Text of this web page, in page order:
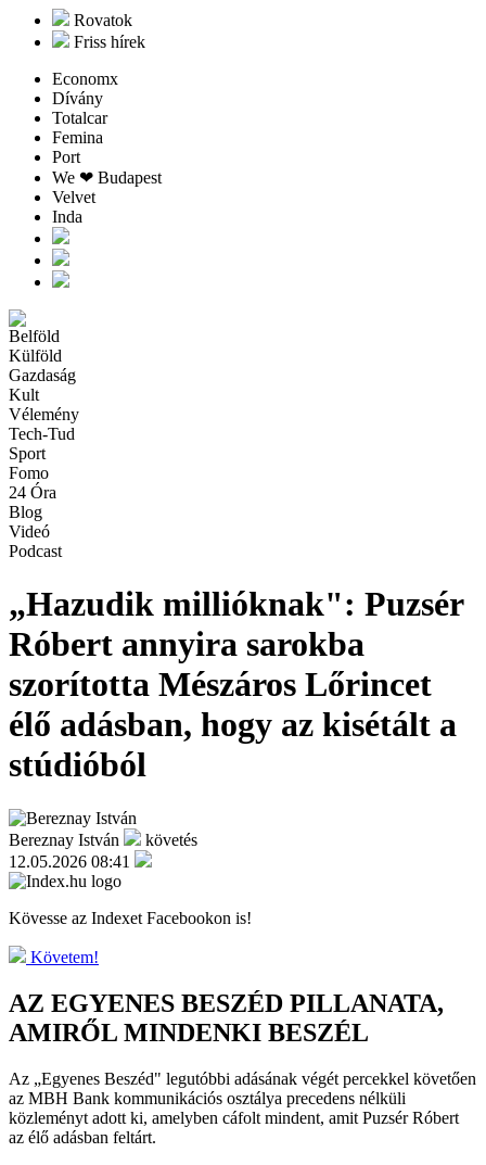
Rovatok
Friss hírek
Economx
Dívány
Totalcar
Femina
Port
We ❤︎ Budapest
Velvet
Inda
Belföld
Külföld
Gazdaság
Kult
Vélemény
Tech-Tud
Sport
Fomo
24 Óra
Blog
Videó
Podcast
„Hazudik millióknak": Puzsér
Róbert annyira sarokba
szorította Mészáros Lőrincet
élő adásban, hogy az kisétált a
stúdióból
Bereznay István
követés
12.05.2026 08:41
Kövesse az Indexet Facebookon is!
Követem!
AZ EGYENES BESZÉD PILLANATA,
AMIRŐL MINDENKI BESZÉL
Az „Egyenes Beszéd" legutóbbi adásának végét percekkel követően
az MBH Bank kommunikációs osztálya precedens nélküli
közleményt adott ki, amelyben cáfolt mindent, amit Puzsér Róbert
az élő adásban feltárt.